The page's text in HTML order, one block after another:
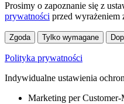
Prosimy o zapoznanie się z
prywatności przed wyrażeniem
Zgoda Tylko wymagane
Polityka prywatności
Indywidualne ustawienia
Marketing per Customer-